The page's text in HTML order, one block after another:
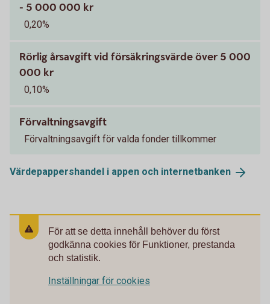
- 5 000 000 kr
0,20%
Rörlig årsavgift vid försäkringsvärde över 5 000
000 kr
0,10%
Förvaltningsavgift
Förvaltningsavgift för valda fonder tillkommer
Värdepappershandel i appen och internetbanken
För att se detta innehåll behöver du först
godkänna cookies för Funktioner, prestanda
och statistik.
Inställningar för cookies